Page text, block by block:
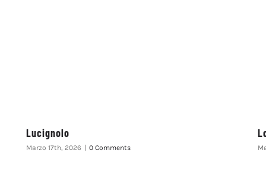
Lucignolo
Marzo 17th, 2026 0 Comments